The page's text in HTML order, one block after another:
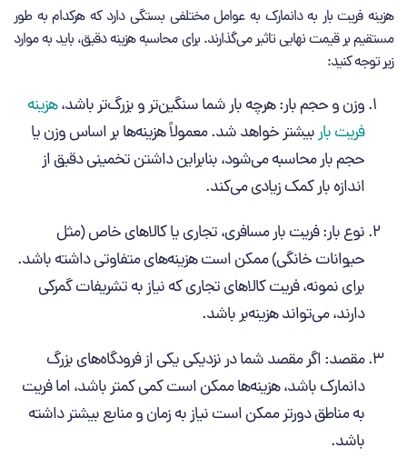
هزینه فریت بار به دانمارک به عوامل مختلفی بستگی دارد که هرکدام به‌ طور
مستقیم بر قیمت نهایی تاثیر می‌گذارند. برای محاسبه هزینه دقیق، باید به موارد
زیر توجه کنید:
وزن و حجم بار: هرچه بار شما سنگین‌تر و بزرگ‌تر باشد،هزینه
فریت باربیشتر خواهد شد. معمولاً هزینه‌ها بر اساس وزن یا
حجم بار محاسبه می‌شود، بنابراین داشتن تخمینی دقیق از
اندازه بار کمک زیادی می‌کند.
نوع بار: فریت بار مسافری، تجاری یا کالاهای خاص (مثل
حیوانات خانگی) ممکن است هزینه‌های متفاوتی داشته باشد.
برای نمونه، فریت کالاهای تجاری که نیاز به تشریفات گمرکی
دارند، می‌تواند هزینه‌بر باشد.
مقصد: اگر مقصد شما در نزدیکی یکی از فرودگاه‌های بزرگ
دانمارک باشد، هزینه‌ها ممکن است کمی کمتر باشد، اما فریت
به مناطق دورتر ممکن است نیاز به زمان و منابع بیشتر داشته
باشد.